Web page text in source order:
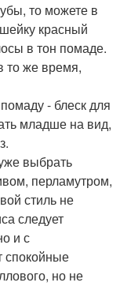
то можете в
красный
в тон помаде.
то же время,
- блеск для
младше на вид,
выбрать
перламутром,
стиль не
следует
и с
спокойные
но не